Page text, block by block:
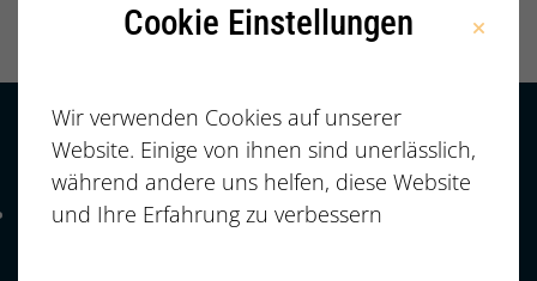
Berlin
Kontakt
+49 (0)
911/23733277
Telefonnummer: 4 9 0 9 1 1 2 3 7 3 3 2 7 7
HÄUFIGE FRAGEN |
FAQ
Cookie Einstellungen
Wir verwenden Cookies auf unserer
Website. Einige von ihnen sind unerlässlich,
während andere uns helfen, diese Website
und Ihre Erfahrung zu verbessern